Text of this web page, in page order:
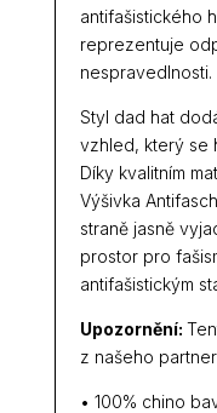
antifašistického
reprezentuje
nespravedlnosti.
Styl dad hat
vzhled, který se
Díky kvalitním
Výšivka
straně jasně
prostor pro
antifašistickým
Upozornění:
z našeho
• 100% chino